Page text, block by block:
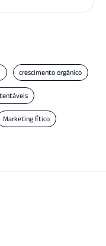
crescimento orgânico
Marketing Ético